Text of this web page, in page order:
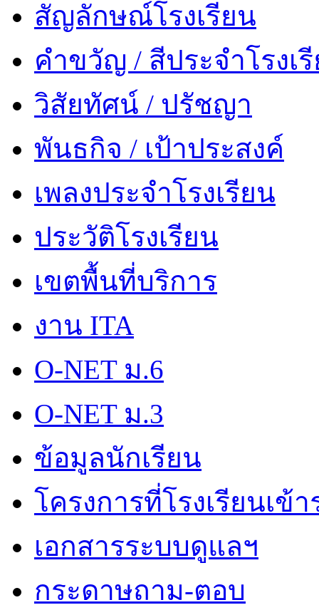
สัญลักษณ์โรงเรียน
คำขวัญ / สีประจำโรงเ
วิสัยทัศน์ / ปรัชญา
พันธกิจ / เป้าประสงค์
เพลงประจำโรงเรียน
ประวัติโรงเรียน
เขตพื้นที่บริการ
งาน ITA
O-NET ม.6
O-NET ม.3
ข้อมูลนักเรียน
โครงการที่โรงเรียนเข้
เอกสารระบบดูแลฯ
กระดาษถาม-ตอบ